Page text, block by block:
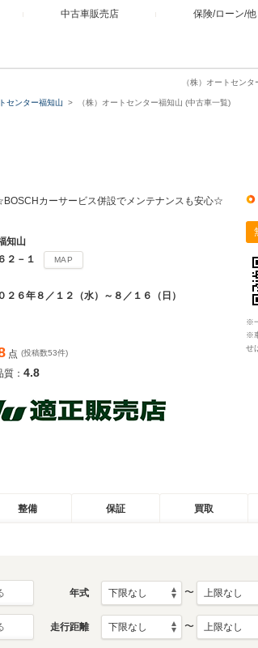
中古車販売店 保険/ローン/他
（株）オートセン
センター福知山 （株）オートセンター福知山 (中古車一覧)
カーサービス併設でメンテナンスも安心☆
知山
２－１ MAP
６年８／１２（水）～８／１６（日）
点 (投稿数53件)
質： 4.8
※
※
せ
整備 保証 買取
年式 〜
走行距離 〜